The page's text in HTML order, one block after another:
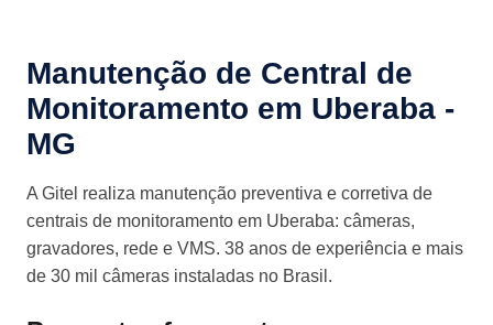
Manutenção de Central de
Monitoramento em Uberaba -
MG
A Gitel realiza manutenção preventiva e corretiva de
centrais de monitoramento em Uberaba: câmeras,
gravadores, rede e VMS. 38 anos de experiência e mais
de 30 mil câmeras instaladas no Brasil.